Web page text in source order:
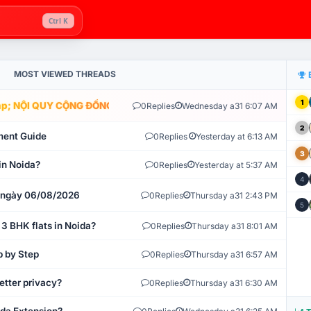
Ctrl K
MOST VIEWED THREADS
NỘI QUY CỘNG ĐỒNG VLIKE.VN: HỆ THỐNG GIÁM SÁT TỰ
0Replies Wednesday a31 6:07 AM
Guide 0Replies Yesterday at 6:13 AM
Noida? 0Replies Yesterday at 5:37 AM
06/08/2026 0Replies Thursday a31 2:43 PM
BHK flats in Noida? 0Replies Thursday a31 8:01 AM
by Step 0Replies Thursday a31 6:57 AM
privacy? 0Replies Thursday a31 6:30 AM
1
2
3
4
5